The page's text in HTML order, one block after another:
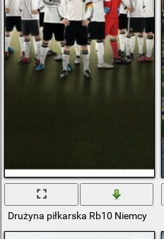
Drużyna piłkarska Rb10 Niemcy